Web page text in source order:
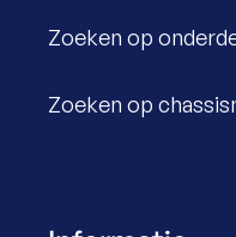
Zoeken op
Zoeken op